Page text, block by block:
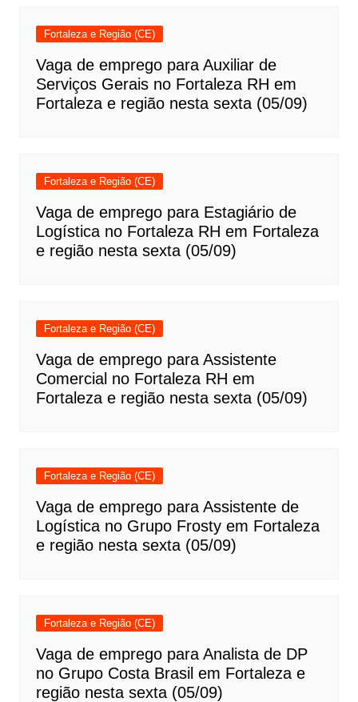
Fortaleza e Região (CE)
Vaga de emprego para Auxiliar de
Serviços Gerais no Fortaleza RH em
Fortaleza e região nesta sexta (05/09)
Fortaleza e Região (CE)
Vaga de emprego para Estagiário de
Logística no Fortaleza RH em Fortaleza
e região nesta sexta (05/09)
Fortaleza e Região (CE)
Vaga de emprego para Assistente
Comercial no Fortaleza RH em
Fortaleza e região nesta sexta (05/09)
Fortaleza e Região (CE)
Vaga de emprego para Assistente de
Logística no Grupo Frosty em Fortaleza
e região nesta sexta (05/09)
Fortaleza e Região (CE)
Vaga de emprego para Analista de DP
no Grupo Costa Brasil em Fortaleza e
região nesta sexta (05/09)